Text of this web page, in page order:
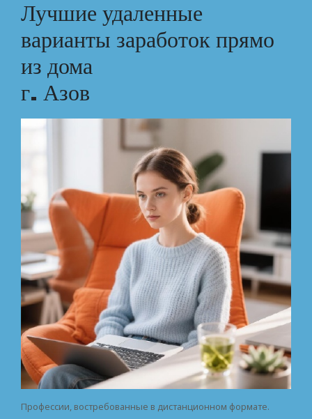
Лучшие удаленные
варианты заработок прямо
из дома
г. Азов
Профессии, востребованные в дистанционном формате.